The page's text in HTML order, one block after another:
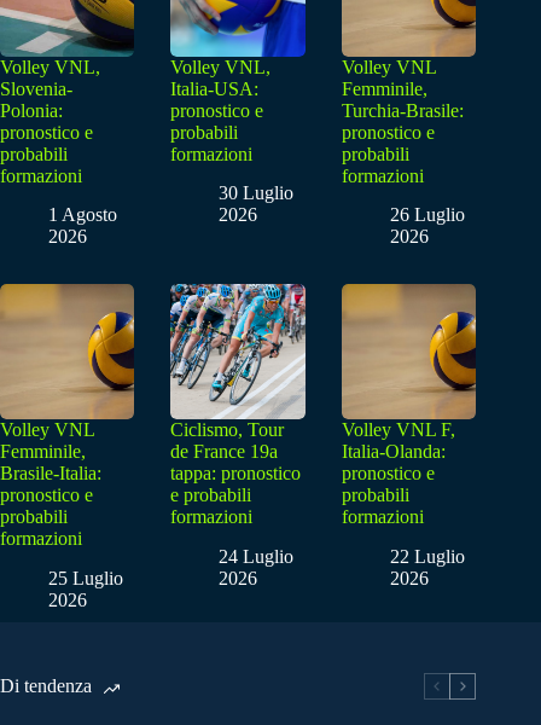
Volley VNL,
Slovenia-
Polonia:
pronostico e
probabili
formazioni
1 Agosto
2026
Volley VNL,
Italia-USA:
pronostico e
probabili
formazioni
30 Luglio
2026
Volley VNL
Femminile,
Turchia-Brasile:
pronostico e
probabili
formazioni
26 Luglio
2026
Volley VNL
Femminile,
Brasile-Italia:
pronostico e
probabili
formazioni
25 Luglio
2026
Ciclismo, Tour
de France 19a
tappa: pronostico
e probabili
formazioni
24 Luglio
2026
Volley VNL F,
Italia-Olanda:
pronostico e
probabili
formazioni
22 Luglio
2026
Di tendenza